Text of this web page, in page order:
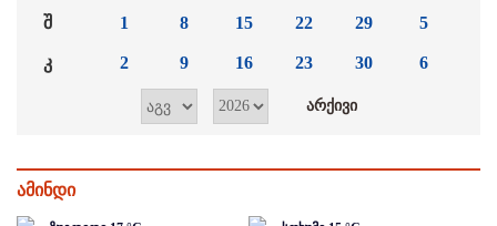
შ
კ
1
2
8
9
15
16
22
23
29
30
5
6
ამინდი